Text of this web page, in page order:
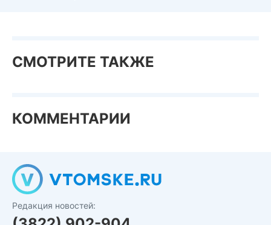
СМОТРИТЕ ТАКЖЕ
КОММЕНТАРИИ
Редакция новостей: